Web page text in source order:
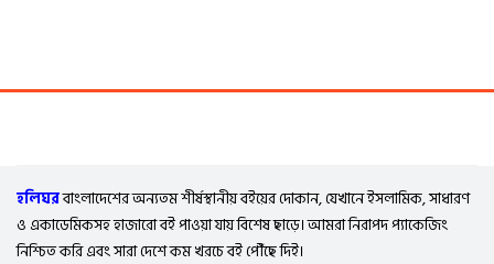
হলিঘরবাংলাদেশের অন্যতম শীর্ষস্থানীয় বইয়ের দোকান, যেখানে ইসলামিক, সাধারণ
ও একাডেমিকসহ হাজারো বই পাওয়া যায় বিশেষ ছাড়ে। আমরা নিরাপদ প্যাকেজিং
নিশ্চিত করি এবং সারা দেশে কম খরচে বই পৌঁছে দিই।